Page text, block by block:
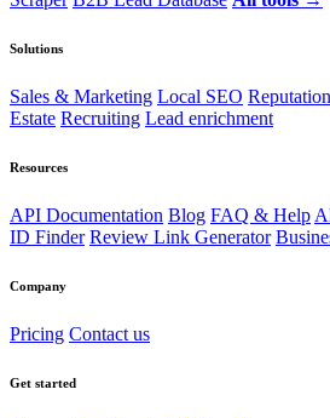
Solutions
Sales & Marketing Local SEO Reputation
Estate Recruiting Lead enrichment
Resources
API Documentation Blog FAQ & Help
ID Finder Review Link Generator
Company
Pricing Contact us
Get started